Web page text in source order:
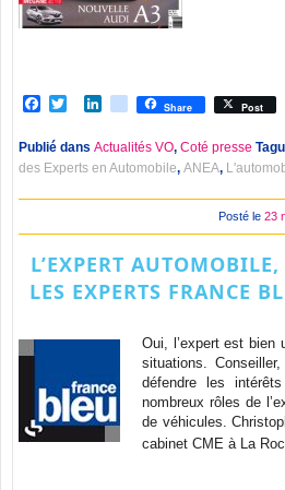
Facebook
TwitterLinkedIn
viadeoShare Post
Publié dans Actualités VO, Coté presse
des Experts en Automobile, ANEA,
Posté le 23
L’EXPERT
LES EXPERTS FRANCE
Oui, l’expert est bien
situations.
défendre les
nombreux rôles de
de véhicules.
cabinet CME à La